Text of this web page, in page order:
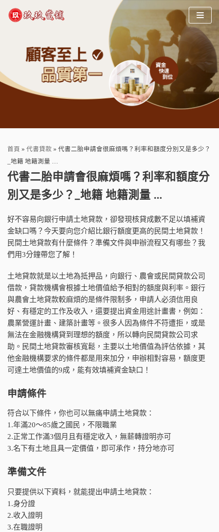
content
首頁 » 代書貸款 » 代書二胎申請會很麻煩嗎？利率和額度分別又是多少？
_地籍 地籍測量 …
代書二胎申請會很麻煩嗎？利率和額度分
別又是多少？_地籍 地籍測量 …
好不容易向銀行申請土地貸款，卻發現核貸成數不足以填補資
金缺口嗎？今天要向您介紹比銀行額度更高的民間土地貸款！
民間土地貸款有什麼條件？準備文件與申辦流程又有哪些？我
們用3分鐘帶您了解！
土地貸款就是以土地為抵押品，向銀行、農會或民間貸款公司
借款，貸款機構會根據土地價值給予相對的額度與利率。銀行
與農會土地貸款較麻煩的是條件限制多，申請人必須信用良
好、有穩定的工作及收入，還要提出資金用途計畫書，例如：
農業營運計畫、建築計畫等。很多人因為條件不符遭拒，或是
無法在金融機構貸到理想的額度，所以轉向民間貸款公司求
助。民間土地貸款審核寬鬆，主要以土地價值為評估依據，其
他金融機構要求的條件都是用來加分，申辦相對容易，額度更
可達土地價值的9成，能有效填補資金缺口！
申請條件
符合以下條件，你也可以無痛申請土地貸款：
1.年滿20～85歲之國民，不限職業
2.正常工作滿3個月且有穩定收入，無薪轉證明亦可
3.名下有土地且具一定價值，即可承作，持分地亦可
準備文件
只要提供以下資料，就能提出申請土地貸款：
1.身分證
2.收入證明
3.在職證明